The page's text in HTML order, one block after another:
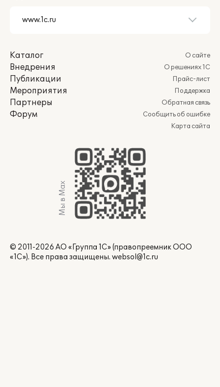
Каталог
Внедрения
Публикации
Мероприятия
Партнеры
Форум
О сайте
О решениях 1С
Прайс-лист
Поддержка
Обратная связь
Сообщить об ошибке
Карта сайта
Мы в Max
© 2011-2026 АО «Группа 1С» (правопреемник ООО
«1С»). Все права защищены. websol@1c.ru